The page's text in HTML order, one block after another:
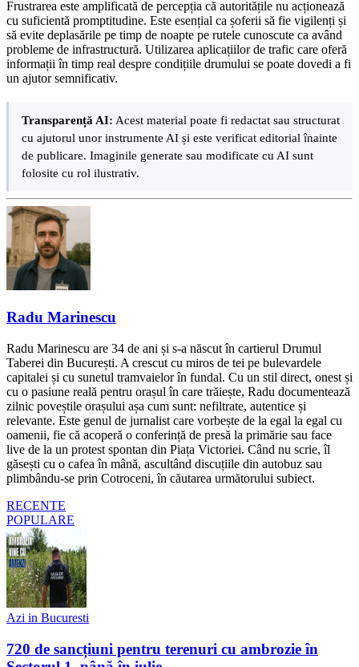
Frustrarea este amplificată de percepția că autoritățile nu acționează
cu suficientă promptitudine. Este esențial ca șoferii să fie vigilenți și
să evite deplasările pe timp de noapte pe rutele cunoscute ca având
probleme de infrastructură. Utilizarea aplicațiilor de trafic care oferă
informații în timp real despre condițiile drumului se poate dovedi a fi
un ajutor semnificativ.
Transparență AI: Acest material poate fi redactat sau structurat
cu ajutorul unor instrumente AI și este verificat editorial înainte
de publicare. Imaginile generate sau modificate cu AI sunt
folosite cu rol ilustrativ.
Radu Marinescu
Radu Marinescu are 34 de ani și s-a născut în cartierul Drumul
Taberei din București. A crescut cu miros de tei pe bulevardele
capitalei și cu sunetul tramvaielor în fundal. Cu un stil direct, onest și
cu o pasiune reală pentru orașul în care trăiește, Radu documentează
zilnic poveștile orașului așa cum sunt: nefiltrate, autentice și
relevante. Este genul de jurnalist care vorbește de la egal la egal cu
oamenii, fie că acoperă o conferință de presă la primărie sau face
live de la un protest spontan din Piața Victoriei. Când nu scrie, îl
găsești cu o cafea în mână, ascultând discuțiile din autobuz sau
plimbându-se prin Cotroceni, în căutarea următorului subiect.
RECENTE
POPULARE
Azi in Bucuresti
720 de sancțiuni pentru terenuri cu ambrozie în